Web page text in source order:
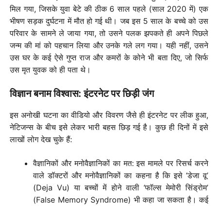
मिल गया, जिसके युवा बेटे की ठीक 6 साल पहले (साल 2020 में) एक
भीषण सड़क दुर्घटना में मौत हो गई थी। जब इस 5 साल के बच्चे को उस
परिवार के सामने ले जाया गया, तो उसने पलक झपकते ही अपने पिछले
जन्म की मां को पहचान लिया और उनके गले लग गया। यही नहीं, उसने
उस घर के कई ऐसे गुप्त राज और कमरों के कोने भी बता दिए, जो सिर्फ
उस मृत युवक को ही पता थे।
विज्ञान बनाम विश्वास: इंटरनेट पर छिड़ी जंग
इस अनोखी घटना का वीडियो और विवरण जैसे ही इंटरनेट पर लीक हुआ,
नेटिजन्स के बीच इसे लेकर भारी बहस छिड़ गई है। कुछ ही दिनों में इसे
लाखों लोग देख चुके हैं:
वैज्ञानिकों और मनोवैज्ञानिकों का मत: इस मामले पर रिसर्च करने
वाले डॉक्टरों और मनोवैज्ञानिकों का कहना है कि इसे ‘डेजा वू’
(Deja Vu) या बच्चों में होने वाली ‘फॉल्स मेमोरी सिंड्रोम’
(False Memory Syndrome) भी कहा जा सकता है। कई